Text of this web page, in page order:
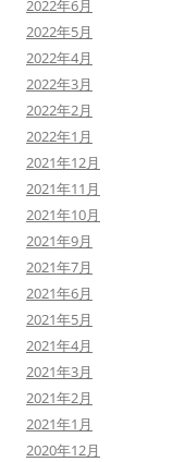
2022年6月
2022年5月
2022年4月
2022年3月
2022年2月
2022年1月
2021年12月
2021年11月
2021年10月
2021年9月
2021年7月
2021年6月
2021年5月
2021年4月
2021年3月
2021年2月
2021年1月
2020年12月